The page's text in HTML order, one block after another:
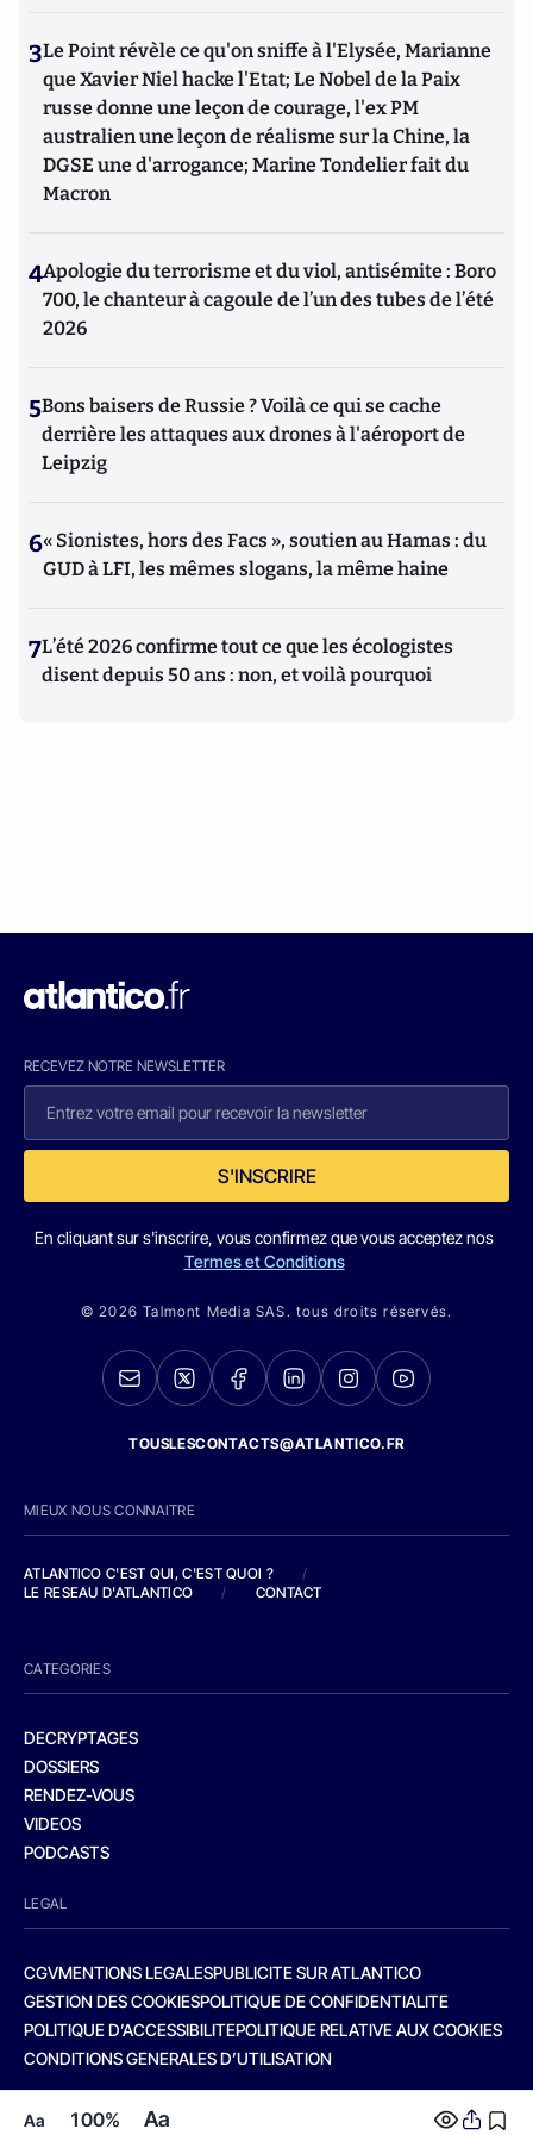
Aa 100% Aa
3Le Point révèle ce qu'on sniffe à l'Elysée, Marianne
que Xavier Niel hacke l'Etat; Le Nobel de la Paix
russe donne une leçon de courage, l'ex PM
australien une leçon de réalisme sur la Chine, la
DGSE une d'arrogance; Marine Tondelier fait du
Macron
4Apologie du terrorisme et du viol, antisémite : Boro
700, le chanteur à cagoule de l’un des tubes de l’été
2026
5Bons baisers de Russie ? Voilà ce qui se cache
derrière les attaques aux drones à l'aéroport de
Leipzig
6« Sionistes, hors des Facs », soutien au Hamas : du
GUD à LFI, les mêmes slogans, la même haine
7L’été 2026 confirme tout ce que les écologistes
disent depuis 50 ans : non, et voilà pourquoi
RECEVEZ NOTRE NEWSLETTER
S'INSCRIRE
En cliquant sur s'inscrire, vous confirmez que vous acceptez nos
Termes et Conditions
© 2026 Talmont Media SAS. tous droits réservés.
TOUSLESCONTACTS@ATLANTICO.FR
MIEUX NOUS CONNAITRE
ATLANTICO C'EST QUI, C'EST QUOI ?
/
LE RESEAU D'ATLANTICO
/ CONTACT
CATEGORIES
DECRYPTAGES
DOSSIERS
RENDEZ-VOUS
VIDEOS
PODCASTS
LEGAL
CGVMENTIONS LEGALESPUBLICITE SUR ATLANTICO
GESTION DES COOKIESPOLITIQUE DE CONFIDENTIALITE
POLITIQUE D’ACCESSIBILITEPOLITIQUE RELATIVE AUX COOKIES
CONDITIONS GENERALES D’UTILISATION